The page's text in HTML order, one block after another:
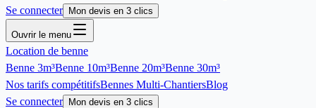
Se connecter
Mon devis en 3 clics
Ouvrir le menu
Location de benne
Benne 3m³Benne 10m³Benne 20m³Benne 30m³
Nos tarifs compétitifsBennes Multi-ChantiersBlog
Se connecter
Mon devis en 3 clics